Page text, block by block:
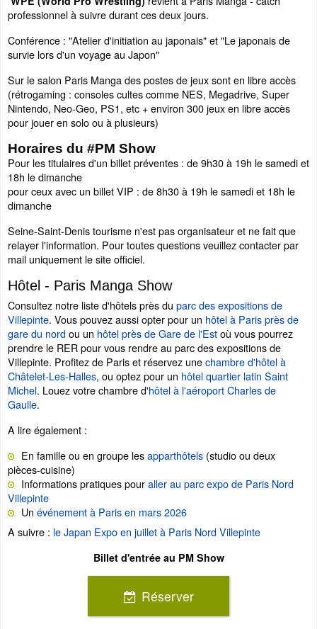
professionnel à suivre durant ces deux jours.
Conférence : "Atelier d'initiation au japonais" et "Le japonais de
survie lors d'un voyage au Japon"
Sur le salon Paris Manga des postes de jeux sont en libre accès
(rétrogaming : consoles cultes comme NES, Megadrive, Super
Nintendo, Neo-Geo, PS1, etc + environ 300 jeux en libre accès
pour jouer en solo ou à plusieurs)
Horaires du #PM Show
Pour les titulaires d'un billet préventes : de 9h30 à 19h le samedi et
18h le dimanche
pour ceux avec un billet VIP : de 8h30 à 19h le samedi et 18h le
dimanche
Seine-Saint-Denis tourisme n'est pas organisateur et ne fait que
relayer l'information. Pour toutes questions veuillez contacter par
mail uniquement le site officiel.
Hôtel - Paris Manga Show
Consultez notre liste d'hôtels près du parc des expositions de
Villepinte. Vous pouvez aussi opter pour un hôtel à Paris près de
gare du nordou un hôtel près de Gare de l'Estoù vous pourrez
prendre le RER pour vous rendre au parc des expositions de
Villepinte. Profitez de Paris et réservez unechambre d'hôtel à
Châtelet-Les-Halles, ou optez pour un hôtel quartier latin Saint
Michel. Louez votre chambre d'hôtel à l'aéroport Charles de
Gaulle.
A lire également :
En famille ou en groupe lesapparthôtels (studio ou deux
pièces-cuisine)
Informations pratiques pouraller au parc expo de Paris Nord
Villepinte
Un événement à Paris en mars 2026
A suivre : le Japan Expo en juillet à Paris Nord Villepinte
Billet d'entrée au PM Show
Réserver